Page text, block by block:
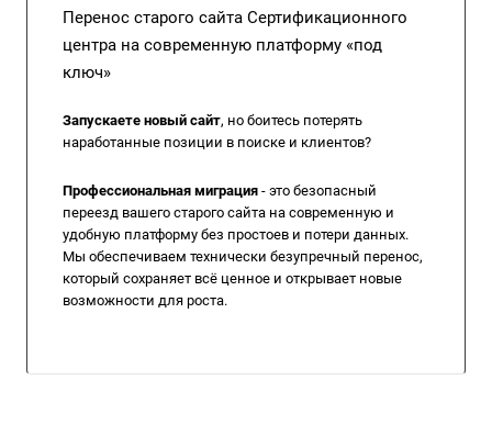
Перенос старого сайта Сертификационного
центра на современную платформу «под
ключ»
Запускаете новый сайт, но боитесь потерять
наработанные позиции в поиске и клиентов?
Профессиональная миграция - это безопасный
переезд вашего старого сайта на современную и
удобную платформу без простоев и потери данных.
Мы обеспечиваем технически безупречный перенос,
который сохраняет всё ценное и открывает новые
возможности для роста.